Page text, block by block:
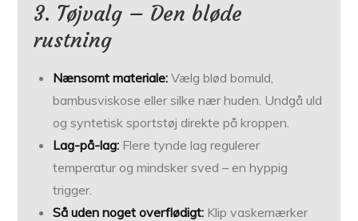
3. Tøjvalg – Den bløde
rustning
Nænsomt materiale: Vælg blød bomuld,
bambusviskose eller silke nær huden. Undgå uld
og syntetisk sportstøj direkte på kroppen.
Lag-på-lag: Flere tynde lag regulerer
temperatur og mindsker sved – en hyppig
trigger.
Så uden noget overflødigt: Klip vaskemærker